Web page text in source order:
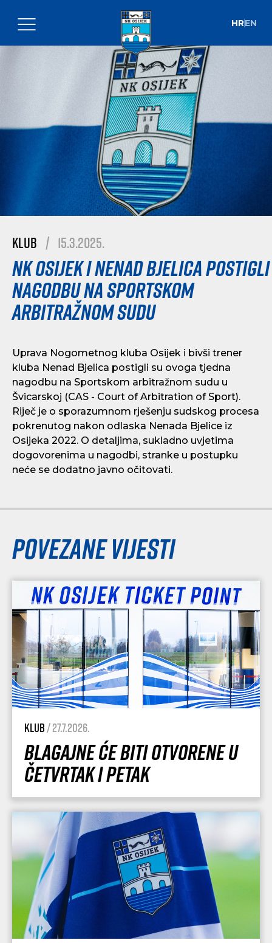
HREN
Klub | 15.3.2025.
NK Osijek i Nenad Bjelica postigli
nagodbu na Sportskom
arbitražnom sudu
Uprava Nogometnog kluba Osijek i bivši trener
kluba Nenad Bjelica postigli su ovoga tjedna
nagodbu na Sportskom arbitražnom sudu u
Švicarskoj (CAS - Court of Arbitration of Sport).
Riječ je o sporazumnom rješenju sudskog procesa
pokrenutog nakon odlaska Nenada Bjelice iz
Osijeka 2022. O detaljima, sukladno uvjetima
dogovorenima u nagodbi, stranke u postupku
neće se dodatno javno očitovati.
Povezane vijesti
Klub/ 27.7.2026.
Blagajne će biti otvorene u
četvrtak i petak